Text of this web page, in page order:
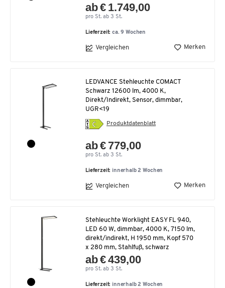
ab € 1.749,00
pro St. ab 3 St.
Lieferzeit:ca. 9 Wochen
Vergleichen Merken
LEDVANCE Stehleuchte COMACT
Schwarz 12600 lm, 4000 K,
Direkt/Indirekt, Sensor, dimmbar,
UGR<19
Produktdatenblatt
ab € 779,00
pro St. ab 3 St.
Lieferzeit: innerhalb 2 Wochen
Vergleichen Merken
Stehleuchte Worklight EASY FL 940,
LED 60 W, dimmbar, 4000 K, 7150 lm,
direkt/indirekt, H 1950 mm, Kopf 570
x 280 mm, Stahlfuß, schwarz
ab € 439,00
pro St. ab 3 St.
Lieferzeit: innerhalb 2 Wochen